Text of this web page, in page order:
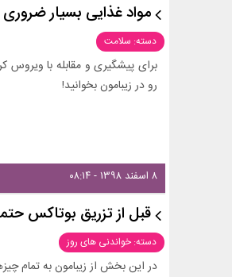
مواد غذایی بسیار ضروری
دسته: سلامت
برای پیشگیری و مقابله با ویروس
رو در زیبامون بخوانید!
۸ اسفند ۱۳۹۸ - ۰۸:۱۴
قبل از تزریق بوتاکس
دسته: خواندنی های روز
در این بخش از زیبامون به تمام